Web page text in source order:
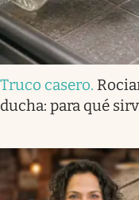
Truco casero.
ducha: para qué